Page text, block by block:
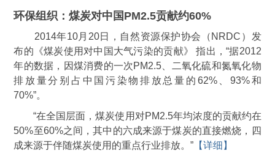
环保组织：煤炭对中国PM2.5贡献约60%
2014年10月20日，自然资源保护协会（NRDC）发
布的《煤炭使用对中国大气污染的贡献》 指出，“据2012
年的数据，因煤消费的一次PM2.5、二氧化硫和氮氧化物
排放量分别占中国污染物排放总量的62%、93%和
70%”。
“在全国层面，煤炭使用对PM2.5年均浓度的贡献约在
50%至60%之间，其中的六成来源于煤炭的直接燃烧，四
成来源于伴随煤炭使用的重点行业排放。” 【详细】